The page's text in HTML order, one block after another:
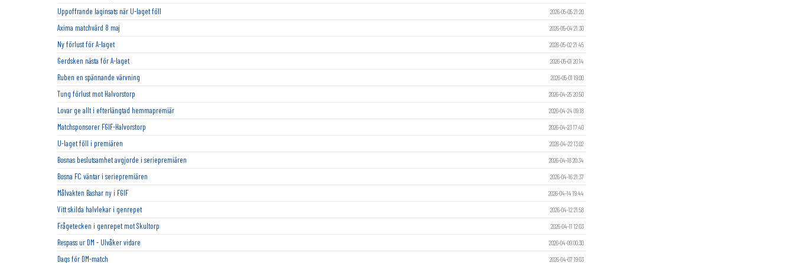
Uppoffrande laginsats när U-laget föll 2026-05-05 21:20
Axima matchvärd 8 maj 2026-05-04 21:30
Ny förlust för A-laget 2026-05-02 21:45
Gerdsken nästa för A-laget 2026-05-01 20:14
Ruben en spännande värvning 2026-05-01 19:00
Tung förlust mot Halvorstorp 2026-04-25 20:50
Lovar ge allt i efterlängtad hemmapremiär 2026-04-24 09:18
Matchsponsorer FGIF-Halvorstorp 2026-04-23 17:40
U-laget föll i premiären 2026-04-22 13:02
Bosnas beslutsamhet avgjorde i seriepremiären 2026-04-18 20:34
Bosna FC väntar i seriepremiären 2026-04-16 21:37
Målvakten Bashar ny i FGIF 2026-04-14 19:44
Vitt skilda halvlekar i genrepet 2026-04-12 21:58
Frågetecken i genrepet mot Skultorp 2026-04-11 12:03
Respass ur DM - Ulvåker vidare 2026-04-09 00:30
Dags för DM-match 2026-04-07 19:03